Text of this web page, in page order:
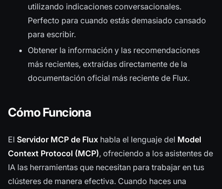
utilizando indicaciones conversacionales.
Perfecto para cuando estás demasiado cansado
para escribir.
Obtener la información y las recomendaciones
más recientes, extraídas directamente de la
documentación oficial más reciente de Flux.
Cómo Funciona
El Servidor MCP de Flux habla el lenguaje del Model
Context Protocol (MCP), ofreciendo a los asistentes de
IA las herramientas que necesitan para trabajar en tus
clústeres de manera efectiva. Cuando haces una